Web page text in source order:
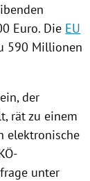
Euro. Die EU
590 Millionen
der
rät zu einem
elektronische
unter